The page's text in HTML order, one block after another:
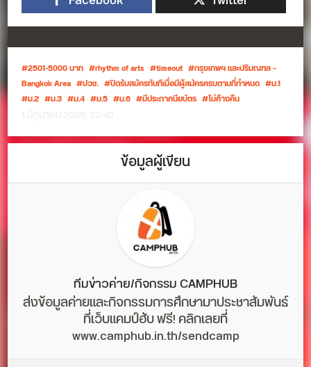
2501-5000 บาท rhythm of arts timeout
กรุงเทพฯ และปริมณฑล –
Bangkok Area
ปวช. ปิดรับสมัครทันทีเมื่อมีผู้สมัครครบตามที่กำหนด
ม.1
ม.2
ม.3 ม.4 ม.5 ม.6 มีประกาศนียบัตร ไม่ค้างคืน
ข้อมูลผู้เขียน
ทีมข่าวค่าย/กิจกรรม CAMPHUB
ส่งข้อมูลค่ายและกิจกรรมการศึกษามาประชาสัมพันธ์
ที่เว็บแคมป์ฮับ ฟรี! คลิกเลยที่
www.camphub.in.th/sendcamp